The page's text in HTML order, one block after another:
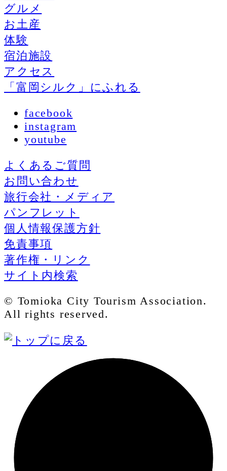
グルメ
お土産
体験
宿泊施設
アクセス
「富岡シルク」にふれる
facebook
instagram
youtube
よくあるご質問
お問い合わせ
旅行会社・メディア
パンフレット
個人情報保護方針
免責事項
著作権・リンク
サイト内検索
© Tomioka City Tourism Association.
All rights reserved.